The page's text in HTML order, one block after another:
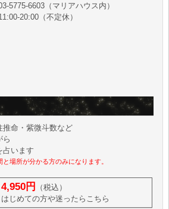
5775-6603（マリアハウス内）
20:00（不定休）
推命・紫微斗数など
ら
占います
場所が分かる方のみになります。
4,950円
（税込）
はじめての方や迷ったらこちら